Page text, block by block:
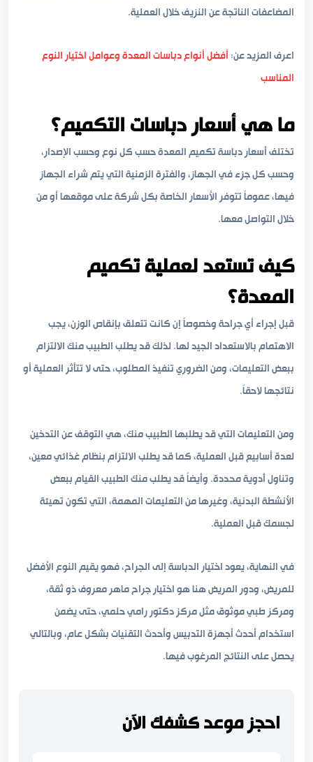
المضاعفات الناتجة عن النزيف خلال العملية.
اعرف المزيد عن: أفضل أنواع دباسات المعدة وعوامل اختيار النوع
المناسب
ما هي أسعار دباسات التكميم؟
تختلف أسعار دباسة تكميم المعدة حسب كل نوع وحسب الإصدار،
وحسب كل جزء في الجهاز، والفترة الزمنية التي يتم شراء الجهاز
فيها، عموماً تتوفر الأسعار الخاصة بكل شركة على موقعها أو من
خلال التواصل معها.
كيف تستعد لعملية تكميم
المعدة؟
قبل إجراء أي جراحة وخصوصاً إن كانت تتعلق بإنقاص الوزن، يجب
الاهتمام بالاستعداد الجيد لها. لذلك قد يطلب الطبيب منك الالتزام
ببعض التعليمات، ومن الضروري تنفيذ المطلوب، حتى لا تتأثر العملية أو
نتائجها لاحقاً.
ومن التعليمات التي قد يطلبها الطبيب منك، هي التوقف عن التدخين
لعدة أسابيع قبل العملية، كما قد يطلب الالتزام بنظام غذائي معين،
وتناول أدوية محددة. وأيضاً قد يطلب منك الطبيب القيام ببعض
الأنشطة البدنية، وغيرها من التعليمات المهمة، التي تكون تهيئة
لجسمك قبل العملية.
في النهاية، يعود اختيار الدباسة إلى الجراح، فهو يقيم النوع الأفضل
للمريض، ودور المريض هنا هو اختيار جراح ماهر معروف ذو ثقة،
ومركز طبي موثوق مثل مركز دكتور رامي حلمي، حتى يضمن
استخدام أحدث أجهزة التدبيس وأحدث التقنيات بشكل عام، وبالتالي
يحصل على النتائج المرغوب فيها.
احجز موعد كشفك الآن